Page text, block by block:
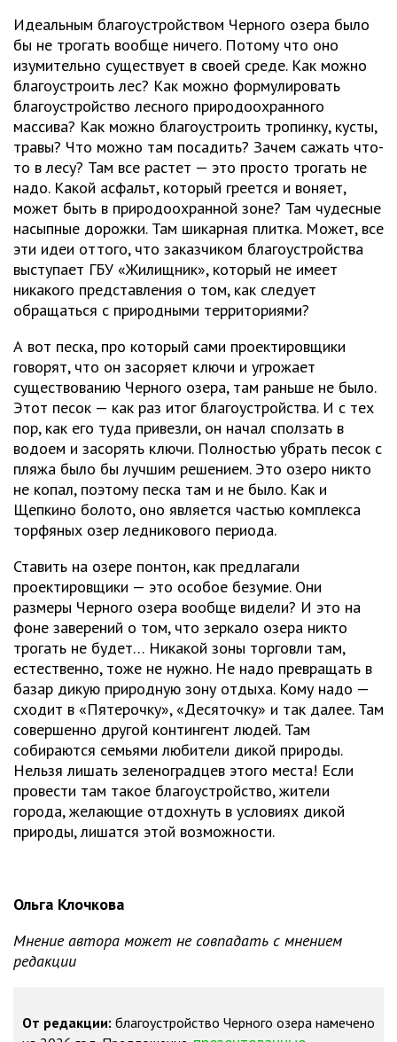
Идеальным благоустройством Черного озера было
бы не трогать вообще ничего. Потому что оно
изумительно существует в своей среде. Как можно
благоустроить лес? Как можно формулировать
благоустройство лесного природоохранного
массива? Как можно благоустроить тропинку, кусты,
травы? Что можно там посадить? Зачем сажать что-
то в лесу? Там все растет — это просто трогать не
надо. Какой асфальт, который греется и воняет,
может быть в природоохранной зоне? Там чудесные
насыпные дорожки. Там шикарная плитка. Может, все
эти идеи оттого, что заказчиком благоустройства
выступает ГБУ «Жилищник», который не имеет
никакого представления о том, как следует
обращаться с природными территориями?
А вот песка, про который сами проектировщики
говорят, что он засоряет ключи и угрожает
существованию Черного озера, там раньше не было.
Этот песок — как раз итог благоустройства. И с тех
пор, как его туда привезли, он начал сползать в
водоем и засорять ключи. Полностью убрать песок с
пляжа было бы лучшим решением. Это озеро никто
не копал, поэтому песка там и не было. Как и
Щепкино болото, оно является частью комплекса
торфяных озер ледникового периода.
Ставить на озере понтон, как предлагали
проектировщики — это особое безумие. Они
размеры Черного озера вообще видели? И это на
фоне заверений о том, что зеркало озера никто
трогать не будет… Никакой зоны торговли там,
естественно, тоже не нужно. Не надо превращать в
базар дикую природную зону отдыха. Кому надо —
сходит в «Пятерочку», «Десяточку» и так далее. Там
совершенно другой контингент людей. Там
собираются семьями любители дикой природы.
Нельзя лишать зеленоградцев этого места! Если
провести там такое благоустройство, жители
города, желающие отдохнуть в условиях дикой
природы, лишатся этой возможности.
Ольга Клочкова
Мнение автора может не совпадать с мнением
редакции
От редакции: благоустройство Черного озера намечено